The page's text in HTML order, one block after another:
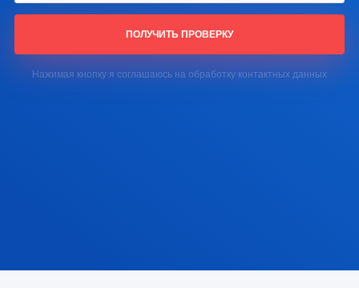
ПОЛУЧИТЬ ПРОВЕРКУ
Нажимая кнопку я соглашаюсь на обработку контактных данных